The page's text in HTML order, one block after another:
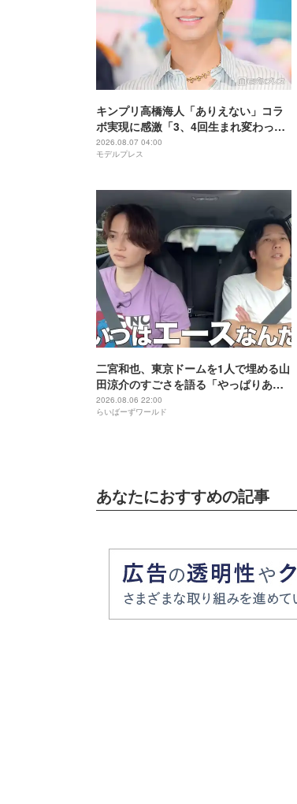
キンプリ高橋海人「ありえない」コラ
ボ実現に感激「3、4回生まれ変わって
もできない」
2026.08.07 04:00
モデルプレス
二宮和也、東京ドームを1人で埋める山
田涼介のすごさを語る「やっぱりあい
つはエース」
2026.08.06 22:00
らいばーずワールド
あなたにおすすめの記事